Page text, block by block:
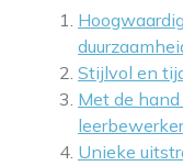
Stijlvol en
Met de
Unieke